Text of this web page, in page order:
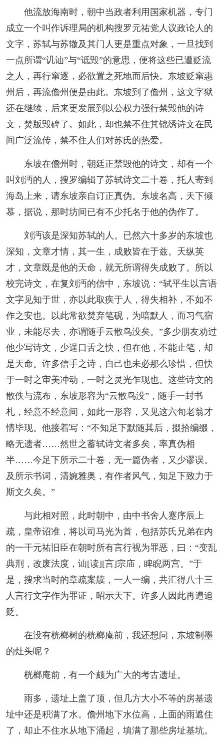
他流放海南时，朝中当政者利用国家机器，专门
成立一个叫作诉理局的机构搜罗元祐党人议政论人的
文字，苏轼与苏辙及其门人更是重点对象，一旦找到
一点所谓“讥讪”与“诋毁”的意思，便将这些已遭贬流
之人，再行窜逐，必欲置之死地而后快。东坡贬窜惠
州后，再流儋州便是由此。东坡到了儋州，这文字狱
还在继续，后来更发展到以公权力强行禁毁他的诗
文，焚版毁碑了。如此，却也禁不住其锦绣诗文在民
间广泛流传，禁不住人们对苏氏的热爱。
东坡在儋州时，朝廷正禁毁他的诗文，却有一个
叫刘沔的人，搜罗编辑了苏轼诗文二十卷，托人寄到
海岛上来，请东坡亲自订正真伪。东坡名高，天下倾
慕，据说，那时坊间已有不少托名于他的伪作了。
刘沔该是深知苏轼的人。已然六十多岁的东坡也
深知，文章才情，其一生，成败皆在于兹。天纵英
才，文章既是他的天命，就无所谓得失成败了。所以
校完诗文，在复刘沔的信中，东坡说：“轼平生以言语
文字见知于世，亦以此取疾于人，得失相补，不如不
作之安也。以此常欲焚弃笔砚，为喑默人，而习气宿
业，未能尽去，亦谓随手云散鸟没矣。”多少朋友劝过
他少写诗文，少逞口舌之快，但在他，不能止笔，却
是天命。许多信手之诗，自己也未必那么珍惜，但快
于一时之审美冲动，一时之灵光乍现也。这些诗文的
散佚与流布，东坡形容为“云散鸟没”，随手一封书
札，经意不经意间，如此一形容，又见这六旬老翁才
情毕现。他接着写：“不知足下默随其后，掇拾编缀，
略无遗者……然世之蓄轼诗文者多矣，率真伪相
半……今足下所示二十卷，无一篇伪者，又少谬误。
及所示书词，清婉雅奥，有作者风气，知足下致力于
斯文久矣。”
与此相对照，此时朝中，由中书舍人蹇序辰上
疏，皇帝诏准，将以司马光为首，包括苏氏兄弟在内
的一干元祐旧臣在朝时所有言行视为罪恶，曰：“变乱
典刑，改废法度，讪[读][言]宗庙，睥睨两宫。”于
是，搜求当时的章疏案牍，一人一编，共汇得八十三
人言行文字作为罪证，昭示天下。许多人因此再遭追
贬。
在没有桄榔树的桄榔庵前，我还想问，东坡制墨
的灶头呢？
桄榔庵前，有一个颇为广大的考古遗址。
雨多，遗址上盖了顶，但几方大小不等的房基遗
址中还是积满了水。儋州地下水位高，上面的雨遮住
了，却止不住水从地下涌起，填满了那些房址基坑。